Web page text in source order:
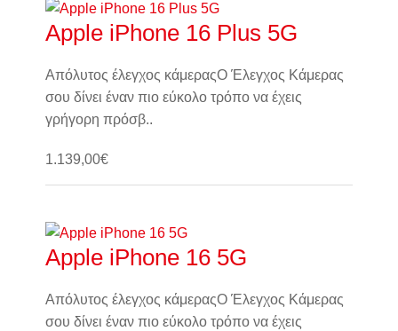
Apple iPhone 16 Plus 5G
Απόλυτος έλεγχος κάμεραςΟ Έλεγχος Κάμερας
σου δίνει έναν πιο εύκολο τρόπο να έχεις
γρήγορη πρόσβ..
1.139,00€
Apple iPhone 16 5G
Απόλυτος έλεγχος κάμεραςΟ Έλεγχος Κάμερας
σου δίνει έναν πιο εύκολο τρόπο να έχεις